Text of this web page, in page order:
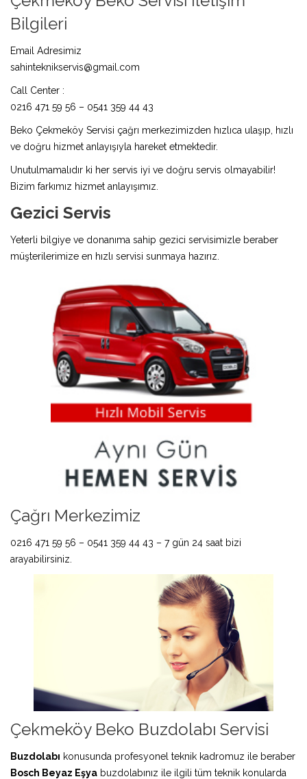
Bilgileri
Email Adresimiz
sahinteknikservis@gmail.com
Call Center :
0216 471 59 56 – 0541 359 44 43
Beko Çekmeköy Servisi çağrı merkezimizden hızlıca ulaşıp, hızlı
ve doğru hizmet anlayışıyla hareket etmektedir.
Unutulmamalıdır ki her servis iyi ve doğru servis olmayabilir!
Bizim farkımız hizmet anlayışımız.
Gezici Servis
Yeterli bilgiye ve donanıma sahip gezici servisimizle beraber
müşterilerimize en hızlı servisi sunmaya hazırız.
Çağrı Merkezimiz
0216 471 59 56 – 0541 359 44 43 – 7 gün 24 saat bizi
arayabilirsiniz.
Çekmeköy Beko Buzdolabı Servisi
Buzdolabı konusunda profesyonel teknik kadromuz ile beraber
Bosch Beyaz Eşya buzdolabınız ile ilgili tüm teknik konularda